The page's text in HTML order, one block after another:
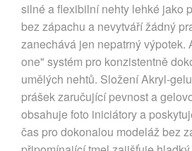
silné a flexibilní nehty lehké jako
bez zápachu a nevytváří žádný
zanechává jen nepatrný výpotek.
one" systém pro konzistentně
umělých nehtů. Složení Akryl-
prášek zaručující pevnost a
obsahuje foto iniciátory a
čas pro dokonalou modeláž bez